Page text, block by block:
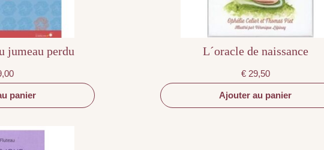
jumeau perdu
panier
L´oracle de naissance
€29,50
Ajouter au panier